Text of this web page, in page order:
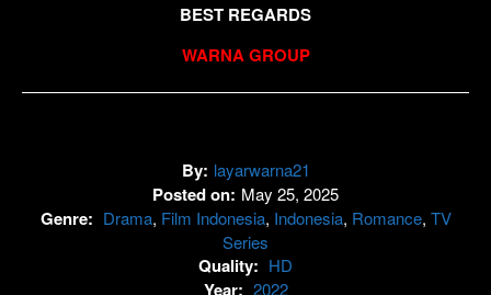
BEST REGARDS
WARNA GROUP
By: layarwarna21
Posted on: May 25, 2025
Genre: Drama, Film Indonesia, Indonesia, Romance, TV
Series
Quality: HD
Year: 2022